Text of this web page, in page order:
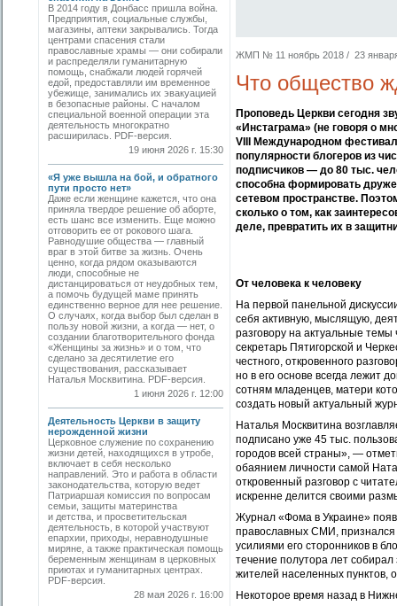
В 2014 году в Донбасс пришла война.
Предприятия, социальные службы,
магазины, аптеки закрывались. Тогда
центрами спасения стали
православные храмы — они собирали
и распределяли гуманитарную
помощь, снабжали людей горячей
едой, предоставляли им временное
убежище, занимались их эвакуацией
в безопасные районы. С началом
специальной военной операции эта
деятельность многократно
расширилась. PDF-версия.
19 июня 2026 г. 15:30
«Я уже вышла на бой, и обратного
пути просто нет»
Даже если женщине кажется, что она
приняла твердое решение об аборте,
есть шанс все изменить. Еще можно
отговорить ее от рокового шага.
Равнодушие общества — главный
враг в этой битве за жизнь. Очень
ценно, когда рядом оказываются
люди, способные не
дистанцироваться от неудобных тем,
а помочь будущей маме принять
единственно верное для нее решение.
О случаях, когда выбор был сделан в
пользу новой жизни, а когда — нет, о
создании благотворительного фонда
«Женщины за жизнь» и о том, что
сделано за десятилетие его
существования, рассказывает
Наталья Москвитина. PDF-версия.
1 июня 2026 г. 12:00
Деятельность Церкви в защиту
нерожденной жизни
Церковное служение по сохранению
жизни детей, находящихся в утробе,
включает в себя несколько
направлений. Это и работа в области
законодательства, которую ведет
Патриаршая комиссия по вопросам
семьи, защиты материнства
и детства, и просветительская
деятельность, в которой участвуют
епархии, приходы, неравнодушные
миряне, а также практическая помощь
беременным женщинам в церковных
приютах и гуманитарных центрах.
PDF-версия.
28 мая 2026 г. 16:00
ЖМП № 11 ноябрь 2018 / 23 января
Что общество
Проповедь Церкви сегодня
«Инстаграма» (не говоря о
VIII Международном
популярности блогеров из
подписчиков — до 80 тыс.
способна формировать
сетевом пространстве.
сколько о том, как
деле, превратить их в
От человека к человеку
На первой панельной
себя активную, мыслящую,
разговору на актуальные
секретарь Пятигорской и
честного, откровенного
но в его основе всегда лежит
сотням младенцев, матери
создать новый актуальный
Наталья Москвитина
подписано уже 45 тыс.
городов всей страны», —
обаянием личности самой
откровенный разговор с
искренне делится своими
Журнал «Фома в Украине»
православных СМИ, признался
усилиями его сторонников в
течение полутора лет
жителей населенных пунктов,
Некоторое время назад в